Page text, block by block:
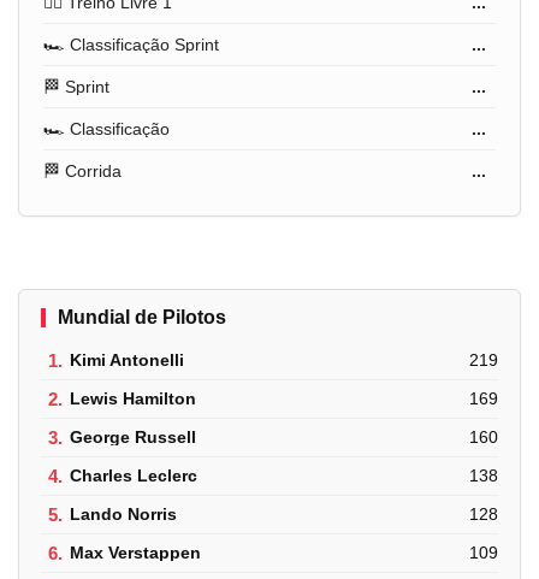
🏎️ Classificação Sprint ...
🏁 Sprint ...
🏎️ Classificação ...
🏁 Corrida ...
Mundial de Pilotos
1. Kimi Antonelli 219
2. Lewis Hamilton 169
3. George Russell 160
4. Charles Leclerc 138
5. Lando Norris 128
6. Max Verstappen 109